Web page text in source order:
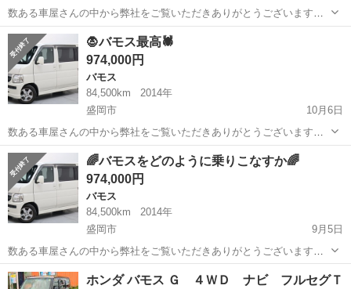
数ある車屋さんの中から弊社をご覧いただきありがとうございます！
オトロン盛岡店と申します(^^♪🥳 東北3店舗目、オトロン最北端のお店
岩手 盛岡市 バモス 車両
🧛バモス最高🕷️
974,000円
バモス
84,500km
2014年
盛岡市
10月6日
数ある車屋さんの中から弊社をご覧いただきありがとうございます！
オトロン盛岡店と申します(^^♪🥳🤠🤗🧛🕷️🐈‍⬛🍭🎃🦇🪦⚰️ 東北3店舗
目、オトロン最北端のお店として、2024年4月1日に新店舗オープンと
なりま...
岩手 盛岡市 車両
🌈バモスをどのように乗りこなすか🌈
974,000円
バモス
84,500km
2014年
盛岡市
9月5日
数ある車屋さんの中から弊社をご覧いただきありがとうございます！
オトロン盛岡店と申します(^^♪ 東北３店舗目、オトロン最北端のお店
として、2024年4月1日に新店舗オープンとなりました🔥 盛岡ではさん
岩手 盛岡市 バモス
ホンダ バモス Ｇ ４ＷＤ ナビ フルセグＴ